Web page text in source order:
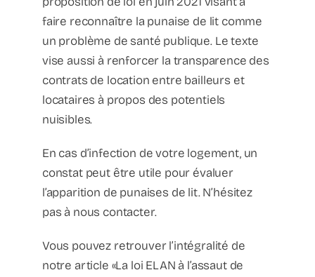
faire reconnaître la punaise de lit comme
un problème de santé publique. Le texte
vise aussi à renforcer la transparence des
contrats de location entre bailleurs et
locataires à propos des potentiels
nuisibles.
En cas d’infection de votre logement, un
constat peut être utile pour évaluer
l’apparition de punaises de lit. N’hésitez
pas à nous contacter.
Vous pouvez retrouver l’intégralité de
notre article «La loi ELAN à l’assaut de